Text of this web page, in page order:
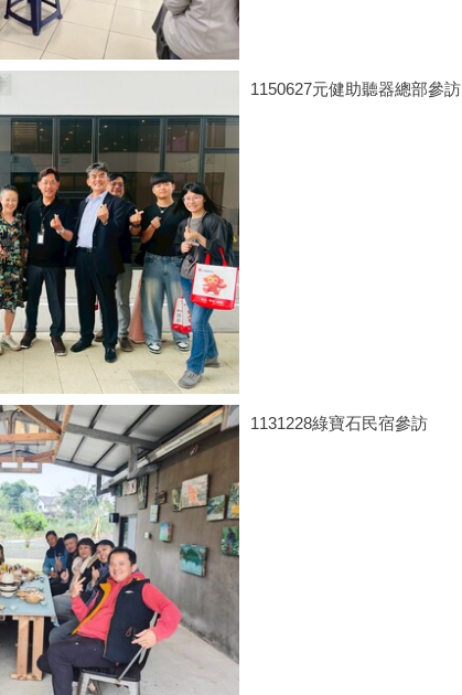
1150627元健助聽器總部參訪
1131228綠寶石民宿參訪